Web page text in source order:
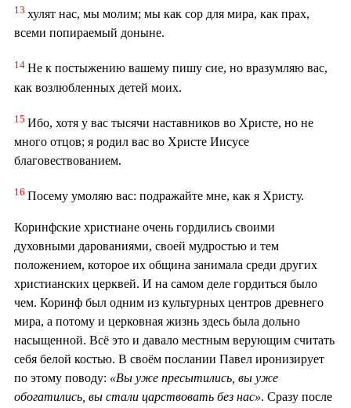
13 хулят нас, мы молим; мы как сор для мира, как прах,
всеми попираемый доныне.
14 Не к постыжению вашему пишу сие, но вразумляю вас,
как возлюбленных детей моих.
15 Ибо, хотя у вас тысячи наставников во Христе, но не
много отцов; я родил вас во Христе Иисусе
благовествованием.
16 Посему умоляю вас: подражайте мне, как я Христу.
Коринфские христиане очень гордились своими
духовными дарованиями, своей мудростью и тем
положением, которое их община занимала среди других
христианских церквей. И на самом деле гордиться было
чем. Коринф был одним из культурных центров древнего
мира, а потому и церковная жизнь здесь была дольно
насыщенной. Всё это и давало местным верующим считать
себя белой костью. В своём послании Павел иронизирует
по этому поводу: «Вы уже пресытились, вы уже
обогатились, вы стали царствовать без нас». Сразу после